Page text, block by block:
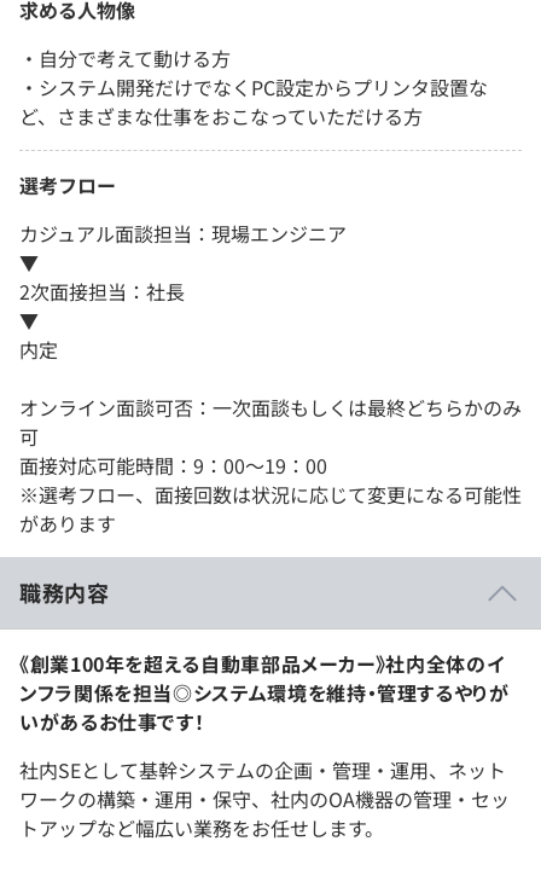
求める人物像
・自分で考えて動ける方
・システム開発だけでなくPC設定からプリンタ設置な
ど、さまざまな仕事をおこなっていただける方
選考フロー
カジュアル面談担当：現場エンジニア
▼
2次面接担当：社長
▼
内定
オンライン面談可否：一次面談もしくは最終どちらかのみ
可
面接対応可能時間：9：00～19：00
※選考フロー、面接回数は状況に応じて変更になる可能性
があります
職務内容
《創業100年を超える自動車部品メーカー》社内全体のイ
ンフラ関係を担当◎システム環境を維持・管理するやりが
いがあるお仕事です！
社内SEとして基幹システムの企画・管理・運用、ネット
ワークの構築・運用・保守、社内のOA機器の管理・セッ
トアップなど幅広い業務をお任せします。